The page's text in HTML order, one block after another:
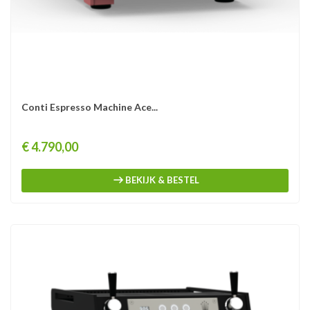
Conti Espresso Machine Ace...
Prijs
€ 4.790,00
BEKIJK & BESTEL